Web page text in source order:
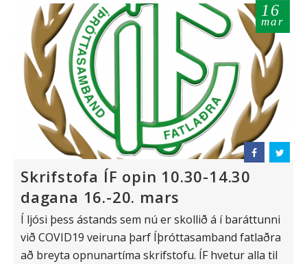
16
mar
Skrifstofa ÍF opin 10.30-14.30
dagana 16.-20. mars
Í ljósi þess ástands sem nú er skollið á í baráttunni
við COVID19 veiruna þarf Íþróttasamband fatlaðra
að breyta opnunartíma skrifstofu. ÍF hvetur alla til